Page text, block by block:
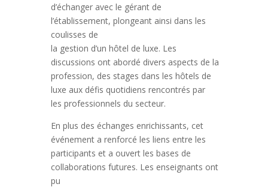
d’échanger avec le gérant de
l’établissement, plongeant ainsi dans les
coulisses de
la gestion d’un hôtel de luxe. Les
discussions ont abordé divers aspects de la
profession, des stages dans les hôtels de
luxe aux défis quotidiens rencontrés par
les professionnels du secteur.
En plus des échanges enrichissants, cet
événement a renforcé les liens entre les
participants et a ouvert les bases de
collaborations futures. Les enseignants ont
pu